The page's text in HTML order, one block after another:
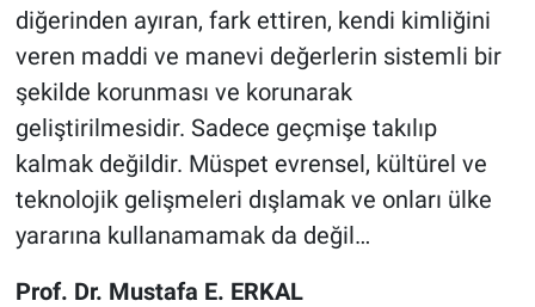
diğerinden ayıran, fark ettiren, kendi kimliğini
veren maddi ve manevi değerlerin sistemli bir
şekilde korunması ve korunarak
geliştirilmesidir. Sadece geçmişe takılıp
kalmak değildir. Müspet evrensel, kültürel ve
teknolojik gelişmeleri dışlamak ve onları ülke
yararına kullanamamak da değil…
Prof. Dr. Mustafa E. ERKAL